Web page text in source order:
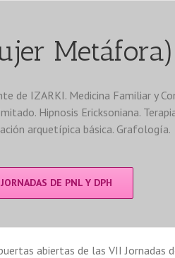
de IZARKI. Medicina Familiar y
Hipnosis Ericksoniana.
arquetípica básica. Grafología.
DE PNL Y DPH
abiertas de las VII Jornadas